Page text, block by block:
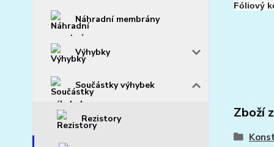
Náhradní membrány
Výhybky
Součástky výhybek
Rezistory
Fóliový
Zboží